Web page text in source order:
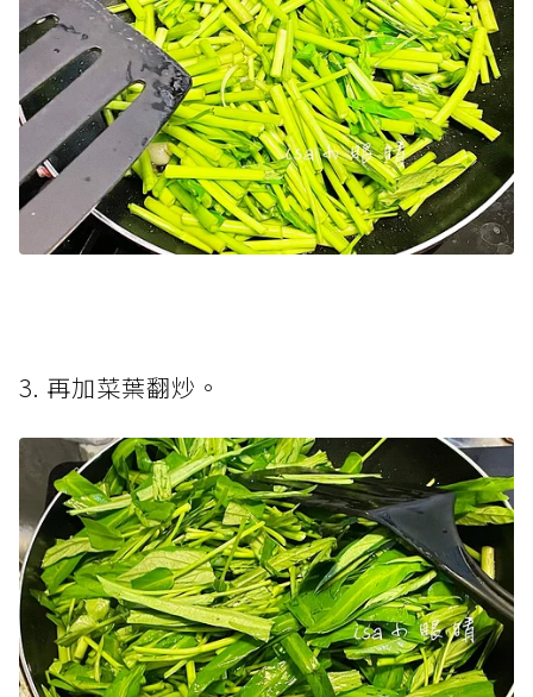
3. 再加菜葉翻炒。